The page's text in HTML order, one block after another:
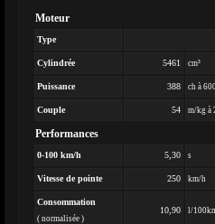
Moteur
Type
Cylindrée 5461 cm³
Puissance 388 ch à
Couple 54 m/kg à
Performances
0-100 km/h 5,30 s
Vitesse de pointe 250 km/h
Consommation
( normalisée )
10,90 l/